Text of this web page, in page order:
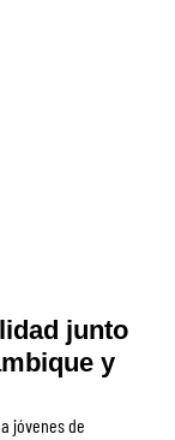
junto
y
jóvenes de